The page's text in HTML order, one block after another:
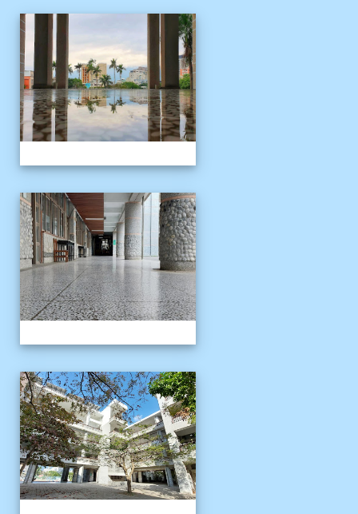
909林朝智
910謝尚橙
910呂芃澔
910溫婕伶
911張 婷
912彭子宸
914王苡澄
相簿列表 校園十年之美
校園十年之美
校園十年之美